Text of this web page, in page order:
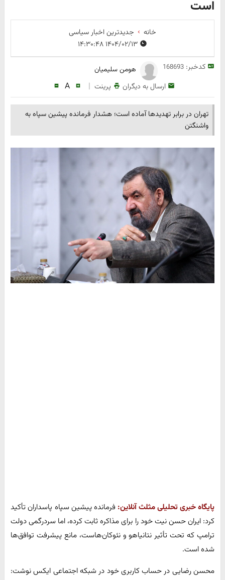
است
خانه
جدیدترین اخبار سیاسی
کدخبر:168693 هومن سلیمیان
ارسال به دیگران پرینت |
A
تهران در برابر تهدیدها آماده است؛ هشدار فرمانده پیشین سپاه به
واشنگتن
پایگاه خبری تحلیلی مثلث آنلاین: فرمانده پیشین سپاه پاسداران تأکید
کرد: ایران حسن نیت خود را برای مذاکره ثابت کرده، اما سردرگمی دولت
ترامپ که تحت تأثیر نتانیاهو و نئوکان‌هاست، مانع پیشرفت توافق‌ها
شده است.
محسن رضایی در حساب کاربری خود در شبکه اجتماعی ایکس نوشت: